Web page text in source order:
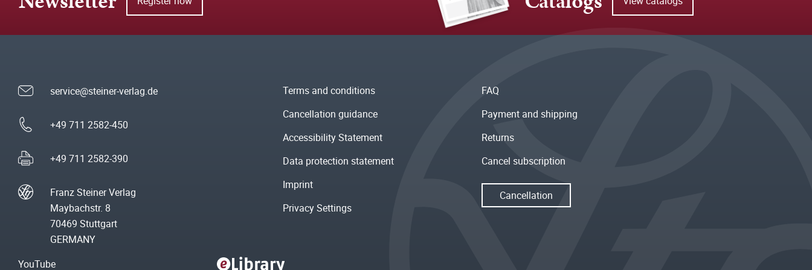
service@steiner-verlag.de
+49 711 2582-450
+49 711 2582-390
Franz Steiner Verlag
Maybachstr. 8
70469 Stuttgart
GERMANY
Terms and conditions
Cancellation guidance
Accessibility Statement
Data protection statement
Imprint
Privacy Settings
FAQ
Payment and shipping
Returns
Cancel subscription
Cancellation
YouTube